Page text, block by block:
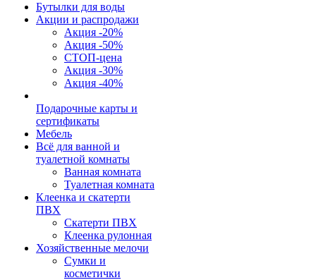
Бутылки для воды
Акции и распродажи
Акция -20%
Акция -50%
СТОП-цена
Акция -30%
Акция -40%
Подарочные карты и
сертификаты
Мебель
Всё для ванной и
туалетной комнаты
Ванная комната
Туалетная комната
Клеенка и скатерти
ПВХ
Скатерти ПВХ
Клеенка рулонная
Хозяйственные мелочи
Сумки и
косметички